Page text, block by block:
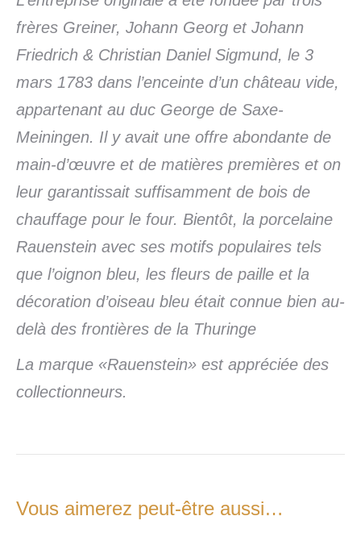
frères Greiner, Johann Georg et Johann
Friedrich & Christian Daniel Sigmund, le 3
mars 1783 dans l’enceinte d’un château vide,
appartenant au duc George de Saxe-
Meiningen. Il y avait une offre abondante de
main-d’œuvre et de matières premières et on
leur garantissait suffisamment de bois de
chauffage pour le four. Bientôt, la porcelaine
Rauenstein avec ses motifs populaires tels
que l’oignon bleu, les fleurs de paille et la
décoration d’oiseau bleu était connue bien au-
delà des frontières de la Thuringe
La marque «Rauenstein» est appréciée des
collectionneurs.
Vous aimerez peut-être aussi…